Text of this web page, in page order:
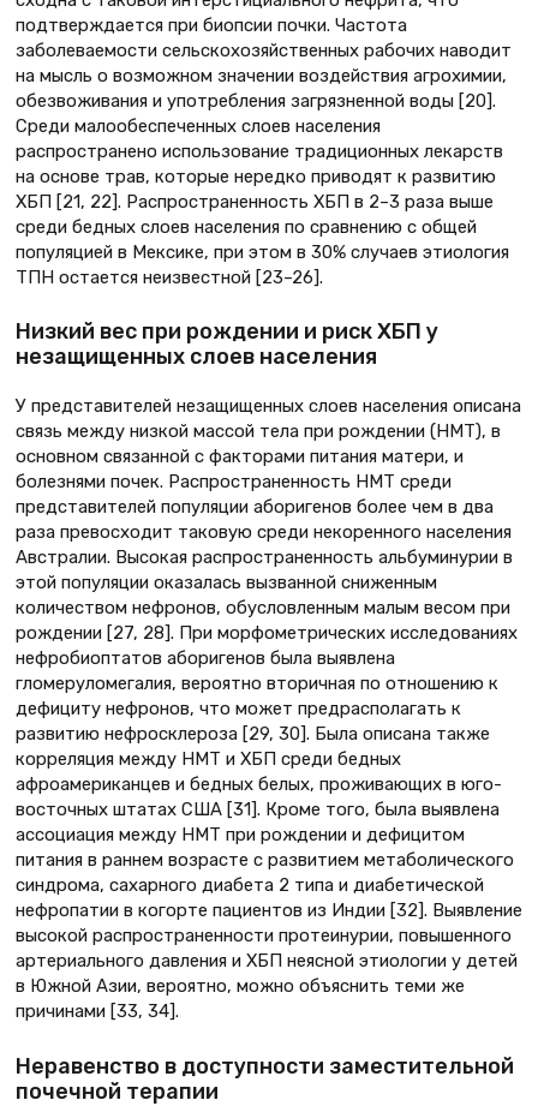
подтверждается при биопсии почки. Частота
заболеваемости сельскохозяйственных рабочих наводит
на мысль о возможном значении воздействия агрохимии,
обезвоживания и употребления загрязненной воды [20].
Среди малообеспеченных слоев населения
распространено использование традиционных лекарств
на основе трав, которые нередко приводят к развитию
ХБП [21, 22]. Распространенность ХБП в 2–3 раза выше
среди бедных слоев населения по сравнению с общей
популяцией в Мексике, при этом в 30% случаев этиология
ТПН остается неизвестной [23–26].
Низкий вес при рождении и риск ХБП у
незащищенных слоев населения
У представителей незащищенных слоев населения описана
связь между низкой массой тела при рождении (НМТ), в
основном связанной с факторами питания матери, и
болезнями почек. Распространенность НМТ среди
представителей популяции аборигенов более чем в два
раза превосходит таковую среди некоренного населения
Австралии. Высокая распространенность альбуминурии в
этой популяции оказалась вызванной сниженным
количеством нефронов, обусловленным малым весом при
рождении [27, 28]. При морфометрических исследованиях
нефробиоптатов аборигенов была выявлена
гломеруломегалия, вероятно вторичная по отношению к
дефициту нефронов, что может предрасполагать к
развитию нефросклероза [29, 30]. Была описана также
корреляция между НМТ и ХБП среди бедных
афроамериканцев и бедных белых, проживающих в юго-
восточных штатах США [31]. Кроме того, была выявлена
ассоциация между НМТ при рождении и дефицитом
питания в раннем возрасте с развитием метаболического
синдрома, сахарного диабета 2 типа и диабетической
нефропатии в когорте пациентов из Индии [32]. Выявление
высокой распространенности протеинурии, повышенного
артериального давления и ХБП неясной этиологии у детей
в Южной Азии, вероятно, можно объяснить теми же
причинами [33, 34].
Неравенство в доступности заместительной
почечной терапии